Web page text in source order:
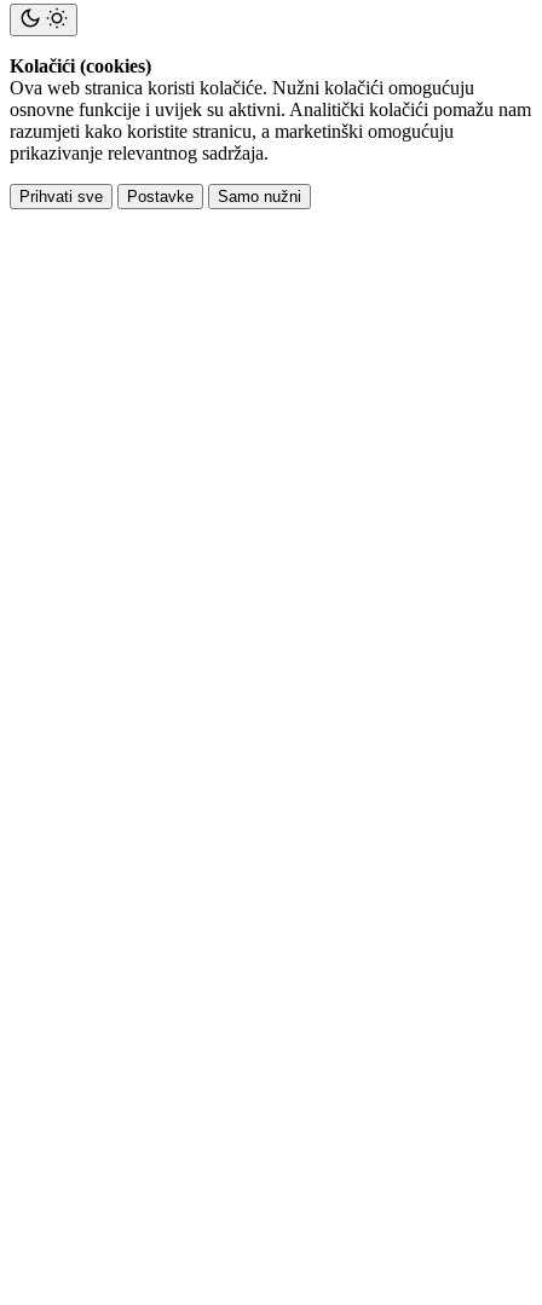
Kolačići (cookies)
Ova web stranica koristi kolačiće. Nužni kolačići omogućuju
osnovne funkcije i uvijek su aktivni. Analitički kolačići pomažu nam
razumjeti kako koristite stranicu, a marketinški omogućuju
prikazivanje relevantnog sadržaja.
Prihvati sve Postavke Samo nužni